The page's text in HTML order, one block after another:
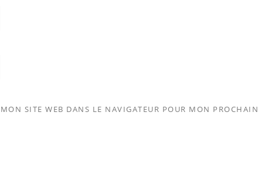
SITE WEB DANS LE NAVIGATEUR POUR MON PROCHAIN